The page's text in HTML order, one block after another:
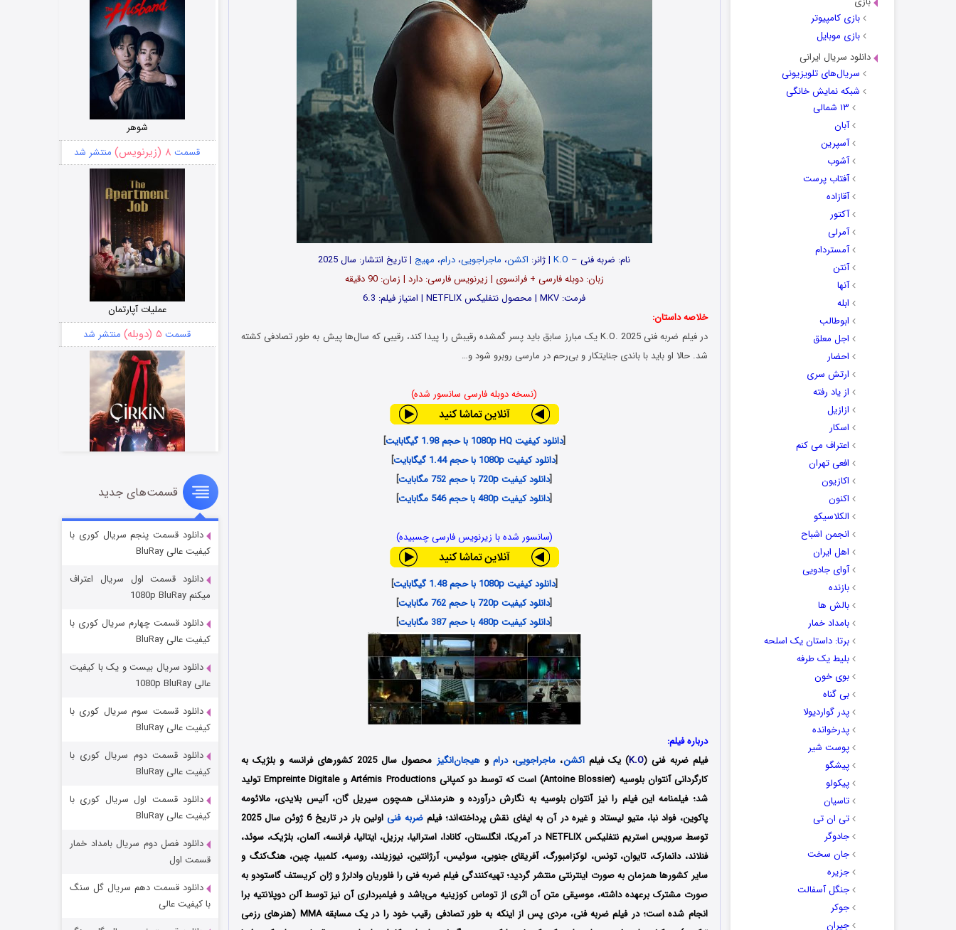
بازی کامپیوتر
بازی موبایل
دانلود سریال ایرانی
سریال‌های تلویزیونی
شبکه نمایش خانگی
۱۳ شمالی
آبان
آسپرین
آشوب
آفتاب پرست
آقازاده
آکتور
آمرلی
آمستردام
آنتن
آنها
ابله
ابوطالب
اجل معلق
احضار
ارتش سری
از یاد رفته
ازازیل
اسکار
اعتراف می کنم
افعی تهران
اکازیون
اکنون
الکلاسیکو
انجمن اشباح
اهل ایران
آوای جادویی
بازنده
بالش ها
بامداد خمار
برتا: داستان یک اسلحه
بلیط یک‌‌ طرفه
بوی خون
بی گناه
پدر گواردیولا
پدرخوانده
پوست شیر
پیشگو
پیکولو
تاسیان
تی ان تی
جادوگر
جان سخت
جزیره
جنگل آسفالت
جوکر
جیران
نام: ضربه فنی – K.O| ژانر: اکشن، ماجراجویی، درام، مهیج | تاریخ انتشار: سال 2025
زبان: دوبله فارسی + فرانسوی | زیرنویس فارسی: دارد | زمان: 90 دقیقه
فرمت: MKV | محصول نتفلیکس NETFLIX | امتیاز فیلم: 6.3
خلاصه داستان:
در فیلم ضربه فنی K.O. 2025 یک مبارز سابق باید پسر گمشده رقیبش را پیدا کند، رقیبی که سال‌ها پیش به طور تصادفی کشته
شد. حالا او باید با باندی جنایتکار و بی‌رحم در مارسی روبرو شود و…
(نسخه دوبله فارسی سانسور شده)
[دانلود کیفیت 1080p HQ با حجم 1.98 گیگابایت
]
[دانلود کیفیت 1080p با حجم 1.44 گیگابایت
]
[دانلود کیفیت 720p با حجم 752 مگابایت
]
[دانلود کیفیت 480p با حجم 546 مگابایت ]
(سانسور شده با زیرنویس فارسی چسبیده)
[دانلود کیفیت 1080p با حجم 1.48 گیگابایت
]
[دانلود کیفیت 720p با حجم 762 مگابایت
]
[دانلود کیفیت 480p با حجم 387 مگابایت ]
درباره فیلم:
فیلم ضربه فنی (K.O) یک فیلماکشن، ماجراجویی،دراموهیجان‌انگیز
محصول سال 2025 کشورهای فرانسه و بلژیک به
کارگردانی آنتوان بلوسیه (Antoine Blossier) است که توسط دو کمپانی‌ Artémis Productions و Empreinte Digitale تولید
شد؛ فیلمنامه این فیلم را نیز آنتوان بلوسیه به نگارش درآورده و هنرمندانی همچون سیریل گان، آلیس بلایدی، مالائومه
پاکوین، فواد نبا، متیو لیستاد و غیره در آن به ایفای نقش پرداخته‌اند؛ فیلمضربه فنی
اولین بار در تاریخ 6 ژوئن سال 2025
توسط سرویس استریم نتفلیکس NETFLIX در آمریکا، انگلستان، کانادا، استرالیا، برزیل، ایتالیا، فرانسه، آلمان، بلژیک، سوئد،
فنلاند، دانمارک، تایوان، تونس، لوکزامبورگ، آفریقای جنوبی، سوئیس، آرژانتین، نیوزیلند، روسیه، کلمبیا، چین، هنگ‌کنگ و
سایر کشورها همزمان به صورت اینترنتی منتشر گردید؛ تهیه‌کنندگی فیلم ضربه فنی را فلوریان وادلرژ و ژان کریستف گاستودو به
صورت مشترک برعهده داشته، موسیقی متن آن اثری از توماس کوزینیه می‌باشد و فیلمبرداری آن نیز توسط آلن دوپلانتیه برا
انجام شده است؛ در فیلم ضربه فنی، مردی پس از اینکه به طور تصادفی رقیب خود را در یک مسابقه MMA (هنرهای رزمی
شوهر
قسمت ۸ (زیرنویس) منتشر شد
عملیات آپارتمان
قسمت ۵ (دوبله) منتشر شد
سریال زشت
قسمت۲ (زیرنویس) منتشر شد
مردگان متحرک: شهر مرده ۳
شکست استوارت در نجات جهان
قسمت ۷ (زیرنویس) منتشر شد
قسمت‌های جدید
دانلود قسمت پنجم سریال کوری با
کیفیت عالی BluRay
دانلود قسمت اول سریال اعتراف
میکنم 1080p BluRay
دانلود قسمت چهارم سریال کوری با
کیفیت عالی BluRay
دانلود سریال بیست و یک با کیفیت
عالی 1080p BluRay
دانلود قسمت سوم سریال کوری با
کیفیت عالی BluRay
دانلود قسمت دوم سریال کوری با
کیفیت عالی BluRay
دانلود قسمت اول سریال کوری با
کیفیت عالی BluRay
دانلود فصل دوم سریال بامداد خمار
قسمت اول
دانلود قسمت دهم سریال گل سنگ
با کیفیت عالی